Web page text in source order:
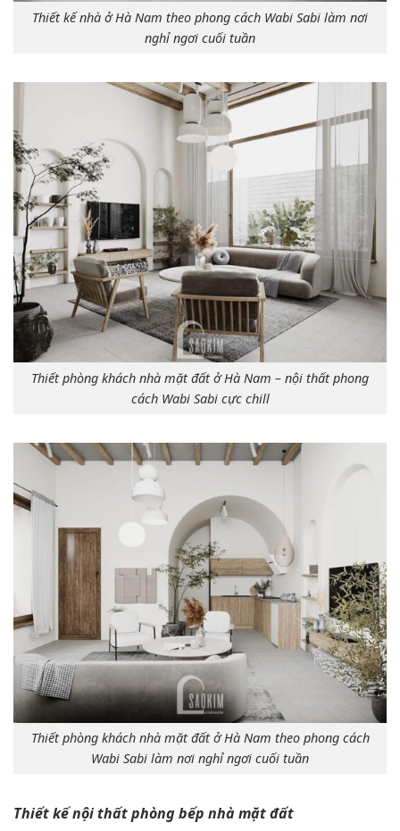
Thiết kế nhà ở Hà Nam theo phong cách Wabi Sabi làm nơi
nghỉ ngơi cuối tuần
Thiết phòng khách nhà mặt đất ở Hà Nam – nội thất phong
cách Wabi Sabi cực chill
Thiết phòng khách nhà mặt đất ở Hà Nam theo phong cách
Wabi Sabi làm nơi nghỉ ngơi cuối tuần
Thiết kế nội thất phòng bếp nhà mặt đất